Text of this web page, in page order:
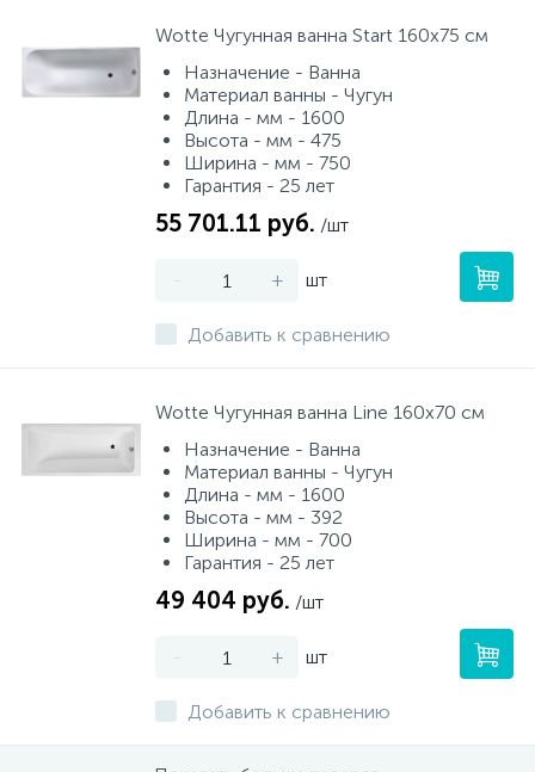
Wotte Чугунная ванна Start 160х75 см
Назначение - Ванна
Материал ванны - Чугун
Длина - мм - 1600
Высота - мм - 475
Ширина - мм - 750
Гарантия - 25 лет
55 701.11 руб. /шт
- + шт
Добавить к сравнению
Wotte Чугунная ванна Line 160х70 см
Назначение - Ванна
Материал ванны - Чугун
Длина - мм - 1600
Высота - мм - 392
Ширина - мм - 700
Гарантия - 25 лет
49 404 руб. /шт
- + шт
Добавить к сравнению